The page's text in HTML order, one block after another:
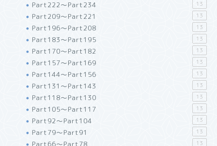
Part222～Part234 13
Part209～Part221 13
Part196～Part208 13
Part183～Part195 13
Part170～Part182 13
Part157～Part169 13
Part144～Part156 13
Part131～Part143 13
Part118～Part130 13
Part105～Part117 13
Part92～Part104 13
Part79～Part91 13
Part66～Part78 13